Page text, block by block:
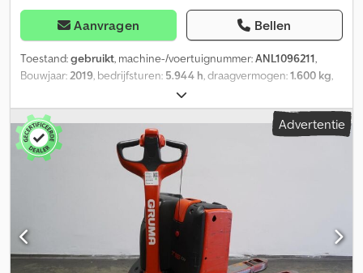
Aanvragen Bellen
Toestand:gebruikt, machine-/voertuignummer:ANL1096211,
Bouwjaar: 2019 , bedrijfsturen: 5.944 h , draagvermogen:1.600 kg
, batterijcapaciteit:
batterijspanning:24 V, vorkenbordbreedte:540 mm, vorklengte:
1.150 mm, leeggewicht:316 kg, totale lengte:1.650 mm, totale
breedte:
, brandstof:elektriciteit
Aquamatic-systeem Csdpfozkcfnox Ahysha - Voertuigstekker
MRC 160A - Verticale accuwissel - Vorkuitvoering 540 - 1150 - 188
mm - Toegangscontrole: LFM-RFID - Linde-lader Ion HF, lengte
voedingskabel 2,5 m, lengte laadkabel 3 m - Online-
gegevensuitwisseling - LSP 0.6 Referentie: ANL1096211
Advertentie